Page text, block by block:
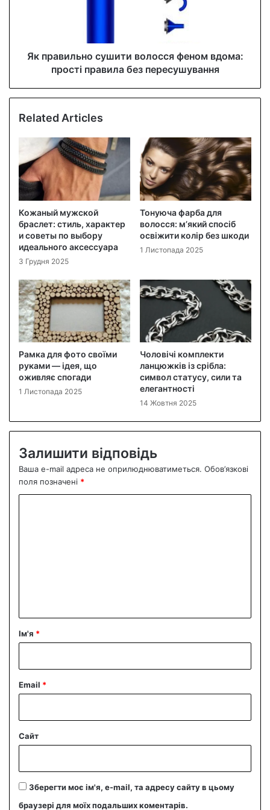
Як правильно сушити волосся феном вдома:
прості правила без пересушування
Related Articles
Кожаный мужской
браслет: стиль, характер
и советы по выбору
идеального аксессуара
3 Грудня 2025
Тонуюча фарба для
волосся: м’який спосіб
освіжити колір без шкоди
1 Листопада 2025
Рамка для фото своїми
руками — ідея, що
оживляє спогади
1 Листопада 2025
Чоловічі комплекти
ланцюжків із срібла:
символ статусу, сили та
елегантності
14 Жовтня 2025
Залишити відповідь
Ваша e-mail адреса не оприлюднюватиметься. Обов’язкові
поля позначені *
рІм'я *
Email *
Сайт
Зберегти моє ім'я, e-mail, та адресу сайту в цьому
браузері для моїх подальших коментарів.